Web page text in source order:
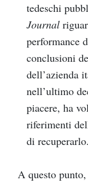
tedeschi
Journal
performance
conclusioni
dell’azienda
nell’ultimo
piacere, ha
riferimenti
di recuperarlo.
A questo